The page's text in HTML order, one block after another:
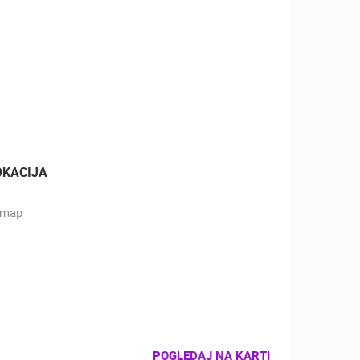
POGLEDAJ NA KARTI